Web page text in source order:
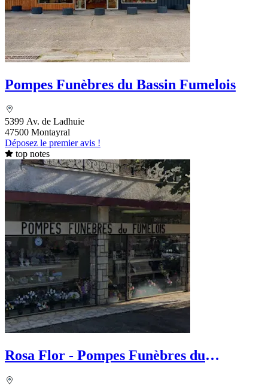
Pompes Funèbres du Bassin Fumelois
5399 Av. de Ladhuie
47500 Montayral
Déposez le premier avis !
top notes
Rosa Flor - Pompes Funèbres du